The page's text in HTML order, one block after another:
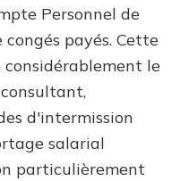
Personnel de
payés. Cette
considérablement le
d'intermission
salarial
particulièrement